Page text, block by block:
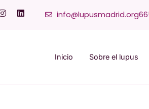
info@lupusmadrid.org
Inicio Sobre el lupus